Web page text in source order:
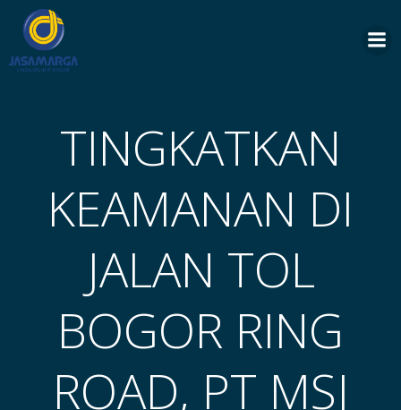
TINGKATKAN
KEAMANAN DI
JALAN TOL
BOGOR RING
ROAD, PT MSJ